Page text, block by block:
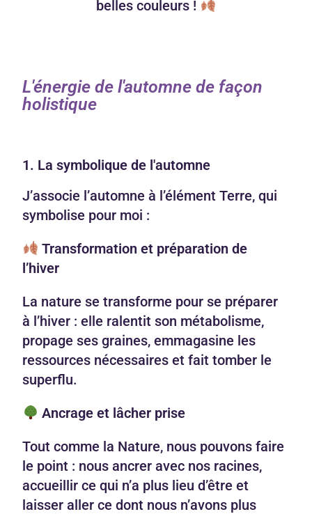
belles couleurs !
L'énergie de l'automne de façon
holistique
1. La symbolique de l'automne
J’associe l’automne à l’élément Terre, qui
symbolise pour moi :
Transformation et préparation de
l’hiver
La nature se transforme pour se préparer
à l’hiver : elle ralentit son métabolisme,
propage ses graines, emmagasine les
ressources nécessaires et fait tomber le
superflu.
Ancrage et lâcher prise
Tout comme la Nature, nous pouvons faire
le point : nous ancrer avec nos racines,
accueillir ce qui n’a plus lieu d’être et
laisser aller ce dont nous n’avons plus